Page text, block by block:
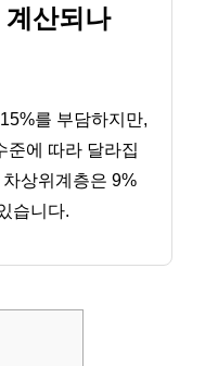
산되나
를 부담하지만,
준에 따라 달라집
상위계층은 9%
습니다.